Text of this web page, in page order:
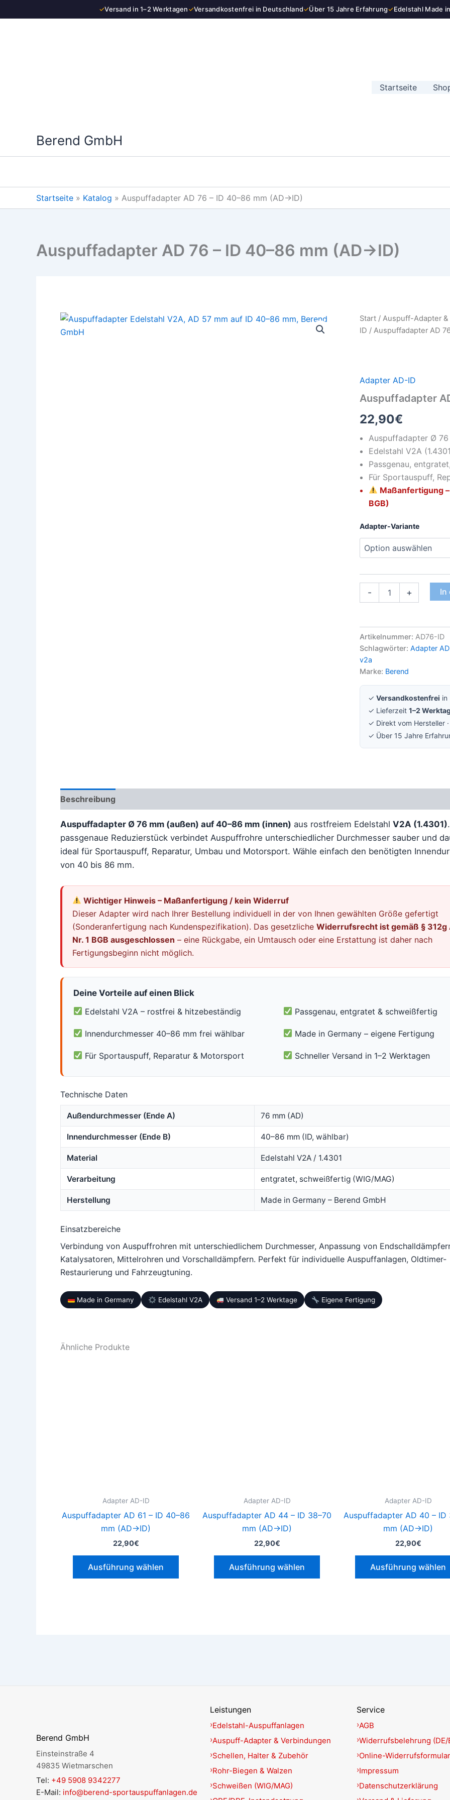
✓Versand in 1–2 Werktagen✓Versandkostenfrei in Deutschland✓Über 15 Jahre Erfahrung✓Edelstahl Made
Inhalt
Berend GmbH
Startseite
Startseite » Katalog » Auspuffadapter AD 76 – ID 40–86 mm (AD→ID)
Auspuffadapter AD 76 – ID 40–86 mm (AD→ID)
Start /Auspuff-Adapter
ID / Auspuffadapter AD
Adapter AD-ID
Auspuffadapter
22,90€
Auspuffadapter Ø
Edelstahl V2A
Passgenau,
Für Sportauspuff,
Maßanfertigung
BGB)
Adapter-Variante
-
Auspuffadapter
AD
86
(AD→ID)
+ In
Artikelnummer: AD76-ID
Schlagwörter:Adapter
v2a
Marke: Berend
✓Versandkostenfrei in
✓ Lieferzeit1–2
✓ Direkt vom Hersteller
✓ Über 15 Jahre
Beschreibung
Auspuffadapter Ø 76 mm (außen) auf 40–86 mm (innen) aus rostfreiem Edelstahl V2A (1.4301)
passgenaue Reduzierstück verbindet Auspuffrohre unterschiedlicher Durchmesser sauber und
ideal für Sportauspuff, Reparatur, Umbau und Motorsport. Wähle einfach den benötigten
von 40 bis 86 mm.
Wichtiger Hinweis – Maßanfertigung / kein Widerruf
Dieser Adapter wird nach Ihrer Bestellung individuell in der von Ihnen gewählten Größe gefertigt
(Sonderanfertigung nach Kundenspezifikation). Das gesetzliche Widerrufsrecht ist gemäß § 312g
Nr. 1 BGB ausgeschlossen – eine Rückgabe, ein Umtausch oder eine Erstattung ist daher nach
Fertigungsbeginn nicht möglich.
Deine Vorteile auf einen Blick
Edelstahl V2A – rostfrei & hitzebeständig
Passgenau, entgratet & schweißfertig
Innendurchmesser 40–86 mm frei wählbar Made in Germany – eigene Fertigung
Für Sportauspuff, Reparatur & Motorsport Schneller Versand in 1–2 Werktagen
Technische Daten
Außendurchmesser (Ende A) 76 mm (AD)
Innendurchmesser (Ende B) 40–86 mm (ID, wählbar)
Material Edelstahl V2A / 1.4301
Verarbeitung entgratet, schweißfertig (WIG/MAG)
Herstellung Made in Germany – Berend GmbH
Einsatzbereiche
Verbindung von Auspuffrohren mit unterschiedlichem Durchmesser, Anpassung von
Katalysatoren, Mittelrohren und Vorschalldämpfern. Perfekt für individuelle Auspuffanlagen, Oldtimer-
Restaurierung und Fahrzeugtuning.
Made in Germany Edelstahl V2A Versand 1–2 Werktage Eigene Fertigung
Ähnliche Produkte
Adapter AD-ID
Auspuffadapter AD 61 – ID 40–86
mm (AD→ID)
22,90€
Ausführung wählen
gewählt
Adapter AD-ID
Auspuffadapter AD 44 – ID 38–70
mm (AD→ID)
22,90€
Ausführung wählen
Adapter AD-ID
Auspuffadapter AD 40 – ID
mm (AD→ID)
22,90€
Ausführung wählen
Berend GmbH
Einsteinstraße 4
49835 Wietmarschen
Tel: +49 5908 9342277
E-Mail: info@berend-sportauspuffanlagen.de
Leistungen
Edelstahl-Auspuffanlagen
Auspuff-Adapter & Verbindungen
Schellen, Halter & Zubehör
Rohr-Biegen & Walzen
Schweißen (WIG/MAG)
Service
AGB
Widerrufsbelehrung (DE/
Online-Widerrufsformular
Impressum
Datenschutzerklärung